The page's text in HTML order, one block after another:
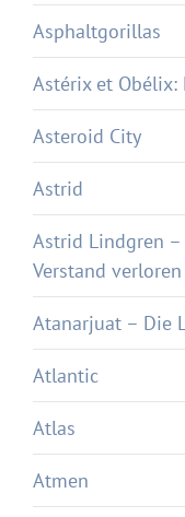
Asphaltgorillas
Astérix et Obélix:
Asteroid City
Astrid
Astrid Lindgren
Verstand verloren
Atanarjuat – Die
Atlantic
Atlas
Atmen